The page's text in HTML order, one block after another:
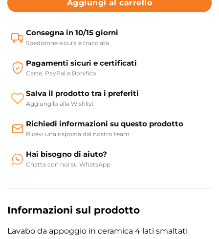
Aggiungi al carrello
Consegna in 10/15 giorni
Spedizione sicura e tracciata
Pagamenti sicuri e certificati
Carte, PayPal e Bonifico
Salva il prodotto tra i preferiti
Aggiungilo alla Wishlist
Richiedi informazioni su questo prodotto
Ricevi una risposta dal nostro team
Hai bisogno di aiuto?
Chatta con noi su WhatsApp
Informazioni sul prodotto
Lavabo da appoggio in ceramica 4 lati smaltati